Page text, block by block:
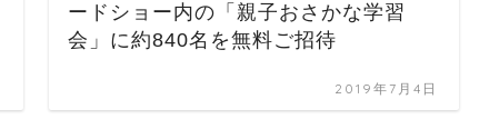
ードショー内の「親子おさかな学習
会」に約840名を無料ご招待
2019年7月4日